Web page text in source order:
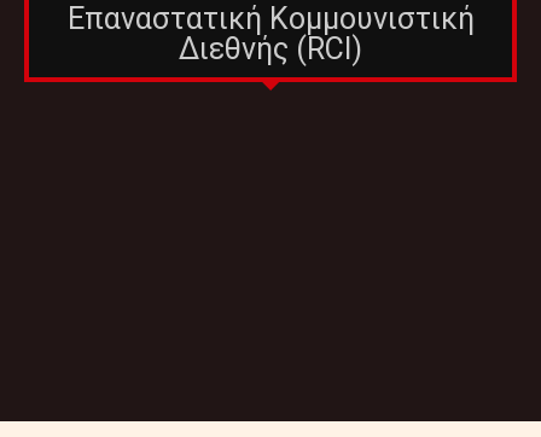
Επαναστατική Κομμουνιστική
Διεθνής (RCI)